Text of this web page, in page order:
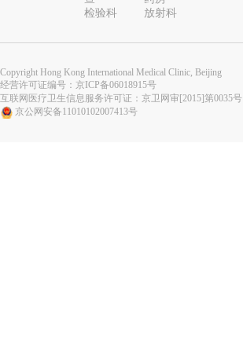
检验科
放射科
Copyright Hong Kong International Medical Clinic, Beijing
经营许可证编号： 京ICP备06018915号
互联网医疗卫生信息服务许可证：京卫网审[2015]第0035号
京公网安备11010102007413号